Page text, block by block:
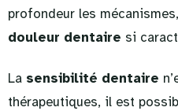
profondeur les
douleur dentaire si
La sensibilité dentaire
thérapeutiques, il est